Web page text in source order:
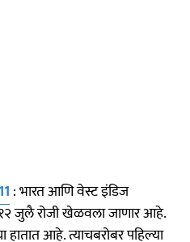
: भारत आणि वेस्ट इंडिज
१२ जुलै रोजी खेळवला जाणार आहे.
हातात आहे. त्याचबरोबर पहिल्या